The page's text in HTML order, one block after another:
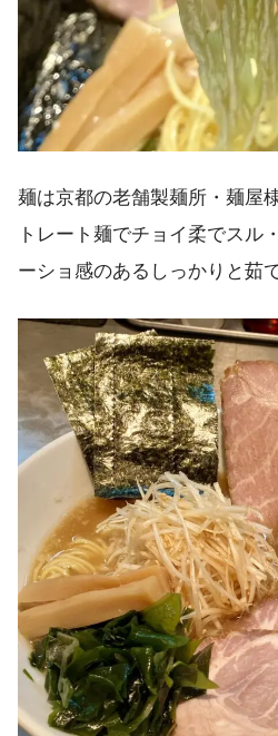
麺は京都の老舗製麺所・麺屋
トレート麺でチョイ柔でスル
ーショ感のあるしっかりと茹